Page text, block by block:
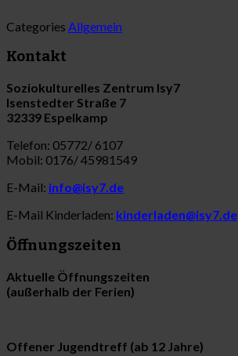
Categories Allgemein
Kontakt
Soziokulturelles Zentrum Isy7
Isenstedter Straße 7
32339 Espelkamp
Telefon: 05772/ 6107
Mobil: 0176/ 45981549
E-Mail: info@isy7.de
E-Mail Kinderladen: kinderladen@isy7.de
Öffnungszeiten
Aktuelle Öffnungszeiten
(außerhalb der Ferien)
Offener Jugendtreff (ab 12 Jahre)